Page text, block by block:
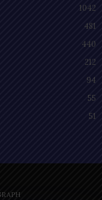
1042
481
440
212
94
55
51